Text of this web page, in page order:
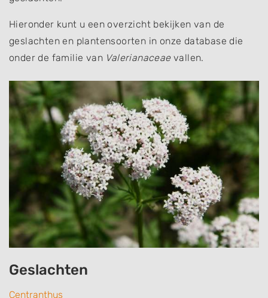
Hieronder kunt u een overzicht bekijken van de
geslachten en plantensoorten in onze database die
onder de familie van Valerianaceaevallen.
Geslachten
Centranthus